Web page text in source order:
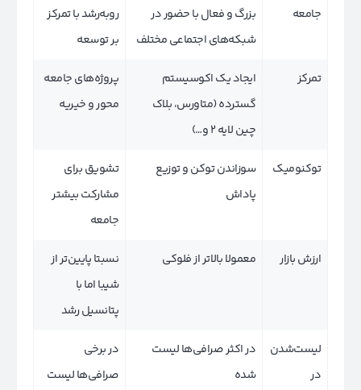
جامعه
بزرگ و فعال با حضور در
شبکه‌های اجتماعی مختلف
روبه‌رشد با تمرکز
بر توسعه
تمرکز
ایجاد یک اکوسیستم
گسترده (متاورس، بلاک‌
چین لایه ۲ و…)
پروژه‌های جامعه
محور و خیریه
توکنومیک
سوزاندن توکن و توزیع
پاداش
تشویق برای
مشارکت بیشتر
جامعه
ارزش بازار معمولا بالاتر از فلوکی
نسبتا پایین‌تر از
شیبا اما با
پتانسیل رشد
لیست‌شدن
در
در اکثر صرافی‌ها لیست
شده
در برخی
صرافی‌ها لیست